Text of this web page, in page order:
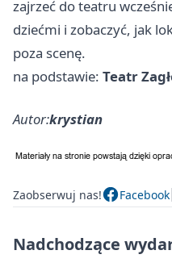
zajrzeć do teatru
dziećmi i zobaczyć, jak
poza scenę.
na podstawie: Teatr
Autor:krystian
Zaobserwuj nas! Facebook
Nadchodzące